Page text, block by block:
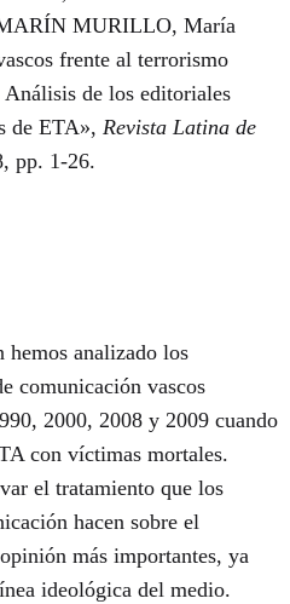
MURILLO, María
frente al terrorismo
de los editoriales
de ETA», Revista Latina de
pp. 1-26.
hemos analizado los
comunicación vascos
2000, 2008 y 2009 cuando
con víctimas mortales.
el tratamiento que los
hacen sobre el
más importantes, ya
ideológica del medio.